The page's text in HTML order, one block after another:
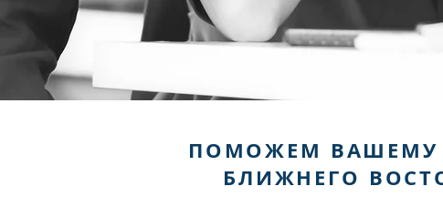
ПОМОЖЕМ ВАШЕМУ
БЛИЖНЕГО